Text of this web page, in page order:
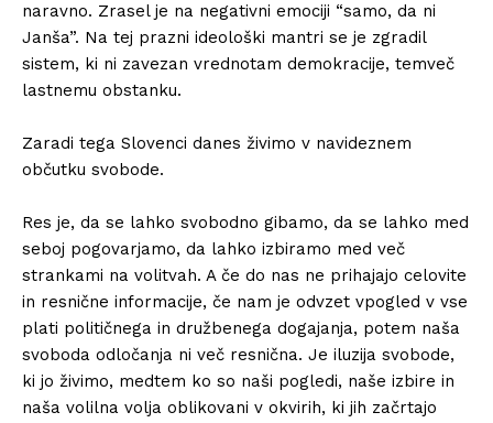
naravno. Zrasel je na negativni emociji “samo, da ni
Janša”. Na tej prazni ideološki mantri se je zgradil
sistem, ki ni zavezan vrednotam demokracije, temveč
lastnemu obstanku.⁣
Zaradi tega Slovenci danes živimo v navideznem
občutku svobode.⁣
Res je, da se lahko svobodno gibamo, da se lahko med
seboj pogovarjamo, da lahko izbiramo med več
strankami na volitvah. A če do nas ne prihajajo celovite
in resnične informacije, če nam je odvzet vpogled v vse
plati političnega in družbenega dogajanja, potem naša
svoboda odločanja ni več resnična. Je iluzija svobode,
ki jo živimo, medtem ko so naši pogledi, naše izbire in
naša volilna volja oblikovani v okvirih, ki jih začrtajo